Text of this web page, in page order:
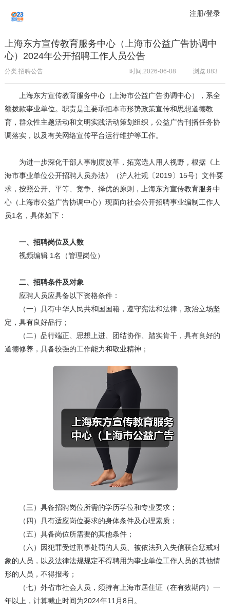
注册/登录
上海东方宣传教育服务中心（上海市公益广告协调中
心）2024年公开招聘工作人员公告
分类:招聘公告 浏览:883
时间:2026-06-08
上海东方宣传教育服务中心（上海市公益广告协调中心），系全
额拨款事业单位。职责是主要承担本市形势政策宣传和思想道德教
育，群众性主题活动和文明实践活动策划组织，公益广告刊播任务协
调落实，以及有关网络宣传平台运行维护等工作。
为进一步深化干部人事制度改革，拓宽选人用人视野，根据《上
海市事业单位公开招聘人员办法》（沪人社规〔2019〕15号）文件要
求，按照公开、平等、竞争、择优的原则，上海东方宣传教育服务中
心（上海市公益广告协调中心）现面向社会公开招聘事业编制工作人
员1名，具体如下：
一、招聘岗位及人数
视频编辑 1名（管理岗位）
二、招聘条件及对象
应聘人员应具备以下资格条件：
（一）具有中华人民共和国国籍，遵守宪法和法律，政治立场坚
定，具有良好品行；
（二）品行端正、思想上进、团结协作、踏实肯干，具有良好的
道德修养，具备较强的工作能力和敬业精神；
（三）具备招聘岗位所需的学历学位和专业要求；
（四）具有适应岗位要求的身体条件及心理素质；
（五）具备岗位所需要的其他条件；
（六）因犯罪受过刑事处罚的人员、被依法列入失信联合惩戒对
象的人员，以及法律法规规定不得聘用为事业单位工作人员的其他情
形的人员，不得报考；
（七）外省市社会人员，须持有上海市居住证（在有效期内）一
年以上，计算截止时间为2024年11月8日。